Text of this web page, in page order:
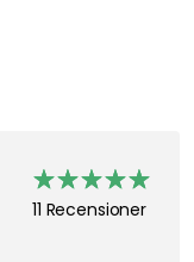
11 Recensioner